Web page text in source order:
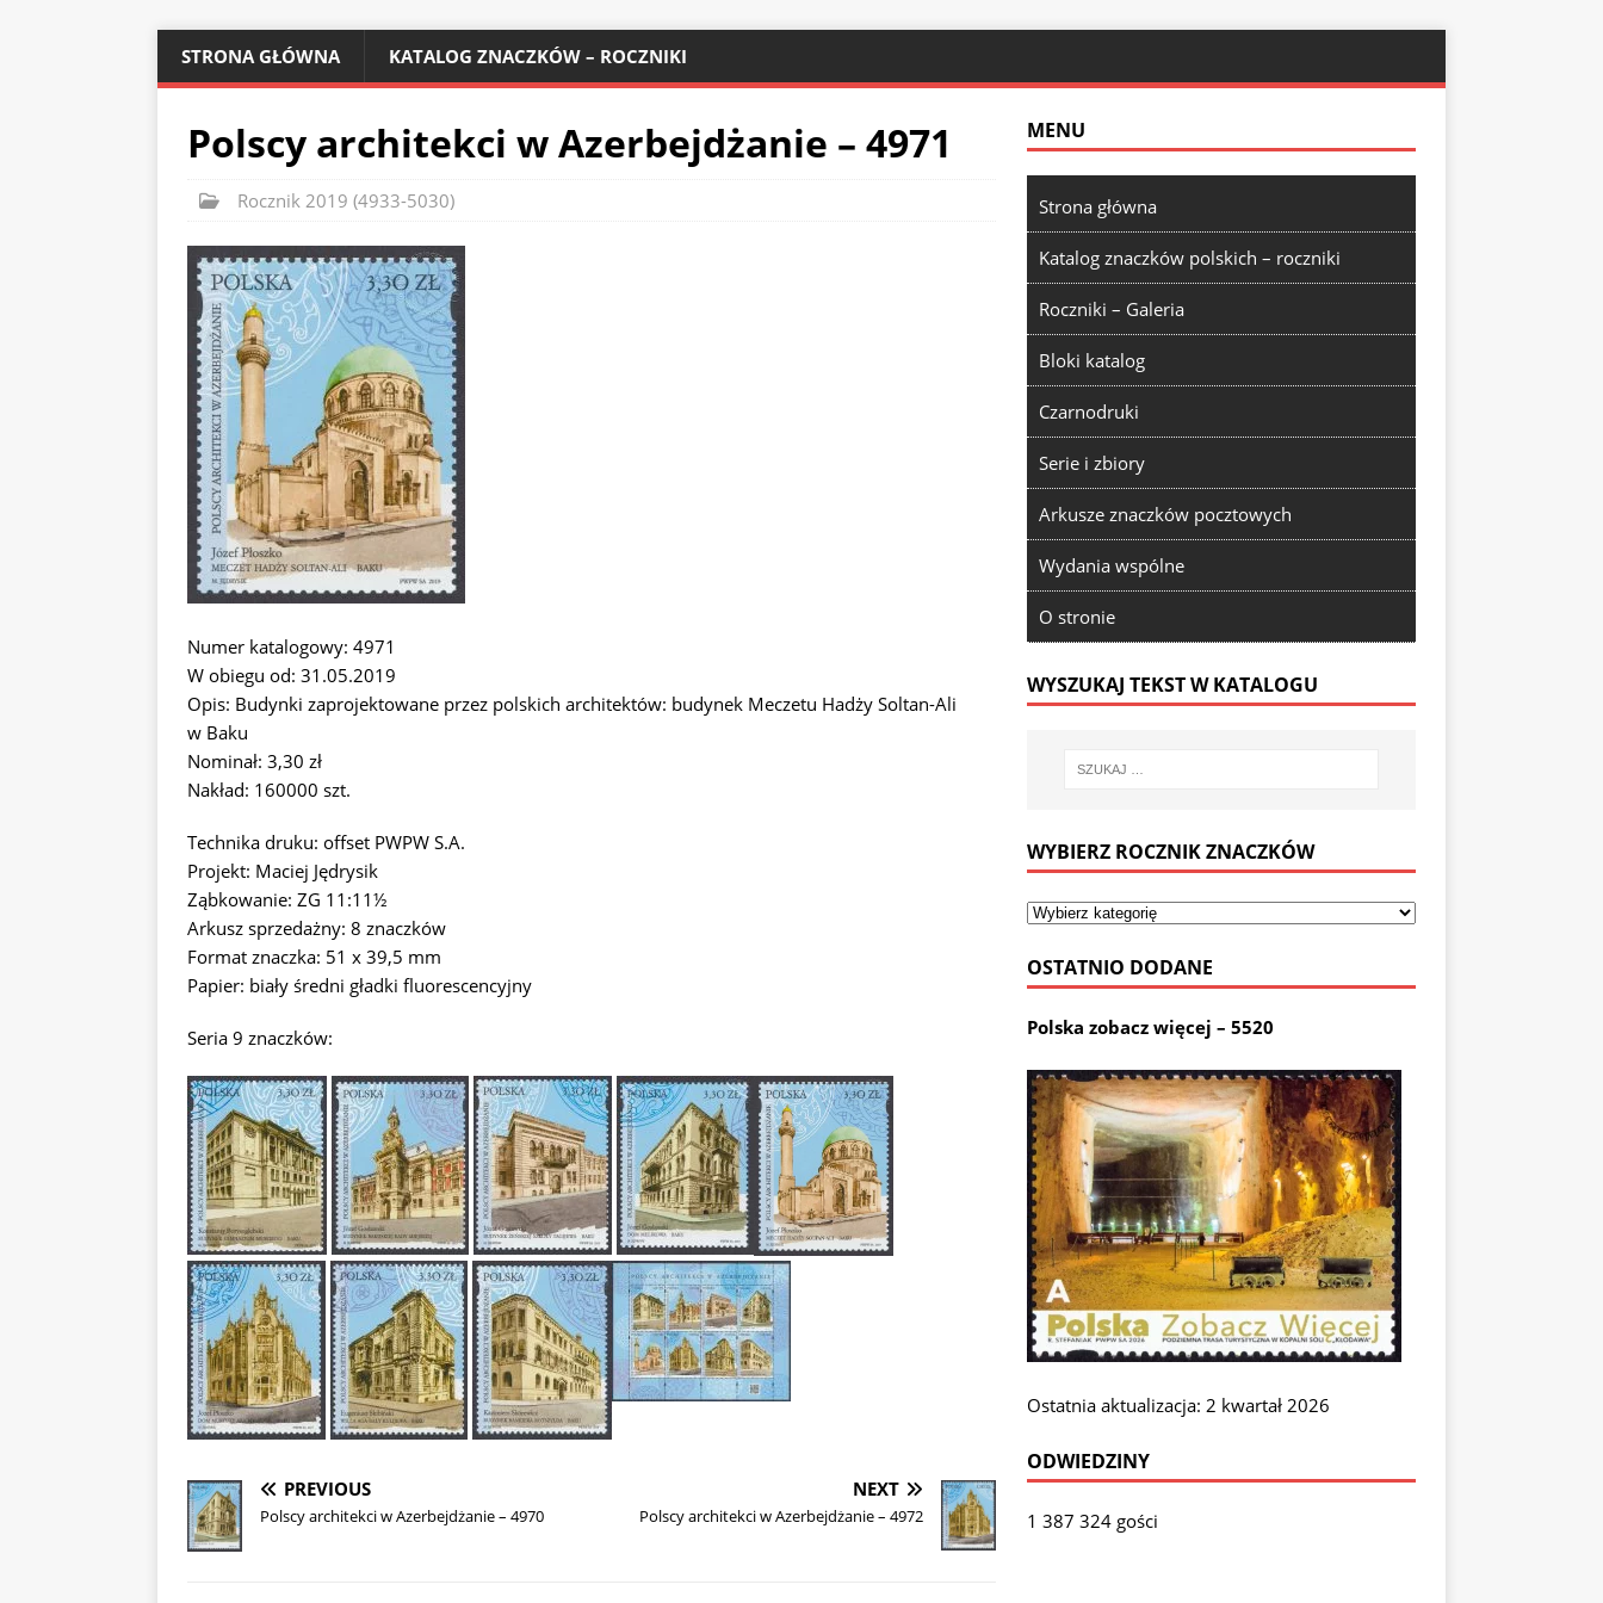
STRONA GŁÓWNA KATALOG ZNACZKÓW – ROCZNIKI
Polscy architekci w Azerbejdżanie – 4971
Rocznik 2019 (4933-5030)
Numer katalogowy: 4971
W obiegu od: 31.05.2019
Opis: Budynki zaprojektowane przez polskich architektów: budynek Meczetu Hadży Soltan-Ali
w Baku
Nominał: 3,30 zł
Nakład: 160000 szt.
Technika druku: offset PWPW S.A.
Projekt: Maciej Jędrysik
Ząbkowanie: ZG 11:11½
Arkusz sprzedażny: 8 znaczków
Format znaczka: 51 x 39,5 mm
Papier: biały średni gładki fluorescencyjny
Seria 9 znaczków:
PREVIOUS
Polscy architekci w Azerbejdżanie – 4970
NEXT
Polscy architekci w Azerbejdżanie – 4972
MENU
Strona główna
Katalog znaczków polskich – roczniki
Roczniki – Galeria
Bloki katalog
Czarnodruki
Serie i zbiory
Arkusze znaczków pocztowych
Wydania wspólne
O stronie
WYSZUKAJ TEKST W KATALOGU
WYBIERZ ROCZNIK ZNACZKÓW
OSTATNIO DODANE
Polska zobacz więcej – 5520
Ostatnia aktualizacja: 2 kwartał 2026
ODWIEDZINY
1 387 324 gości